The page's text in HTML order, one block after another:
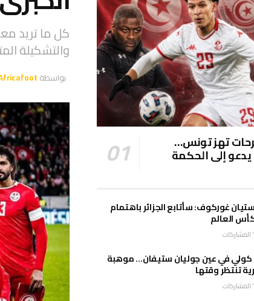
كل ما تريد
والتشكيلة
بواسطة
تهز تونس…
إلى الحكمة
غوركوف: سأتابع الجزائر باهتمام
العالم
كولي في عين جوليان ستيفان… موهبة
تنتظر وقتها